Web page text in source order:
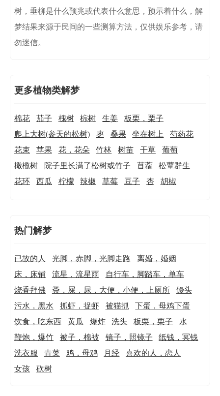
树，垂柳是什么预兆或代表什么意思，预示着什么，解
梦结果来源于民间的一些测算方法，仅供娱乐参考，请
勿迷信。
更多植物类解梦
棉花 茄子 槐树 棕树 生姜
板栗，栗子
爬上大树(参天的松树)
枣 桑果 坐在树上
芍药花
花束
苹果 花，花朵 竹林 树苗 干草
葡萄
橄榄树
院子里长满了松树或竹子 苜蓿
松蕈群生
花环
西瓜 柠檬 辣椒 草莓 豆子 杏 胡椒
热门解梦
已故的人 光脚，赤脚，光脚走路
离婚，婚姻
床，床铺
流星，流星雨
自行车，脚踏车，单车
烧香拜佛
粪，屎，尿，大便，小便，上厕所
馒头
污水，黑水
抓虾，捉虾 被猫抓
下蛋，母鸡下蛋
饮食，吃东西
黄瓜 爆炸 洗头 板栗，栗子
水
鞭炮，爆竹
被子，棉被 镜子，照镜子
纸钱，冥钱
洗衣服
青菜 鸡，母鸡 月经
喜欢的人，恋人
女孩
砍树